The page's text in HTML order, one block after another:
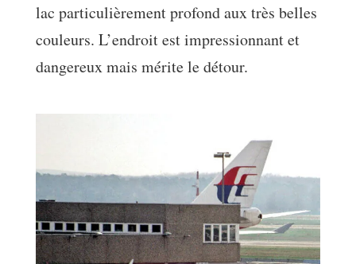
lac particulièrement profond aux très belles
couleurs. L’endroit est impressionnant et
dangereux mais mérite le détour.